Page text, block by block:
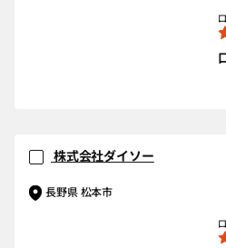
株式会社ダイソー
長野県 松本市